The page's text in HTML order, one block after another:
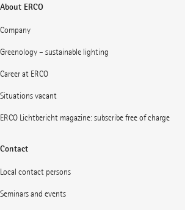
About ERCO
Company
Greenology – sustainable lighting
Career at ERCO
Situations vacant
ERCO Lichtbericht magazine: subscribe free of charge
Contact
Local contact persons
Seminars and events